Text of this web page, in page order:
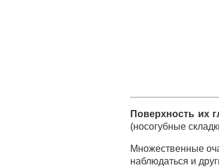
Поверхность их
(носогубные
Множественные
наблюдаться и